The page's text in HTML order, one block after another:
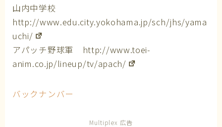
山内中学校
http://www.edu.city.yokohama.jp/sch/jhs/yama
uchi/
アパッチ野球軍 http://www.toei-
anim.co.jp/lineup/tv/apach/
バックナンバー
Multiplex 広告